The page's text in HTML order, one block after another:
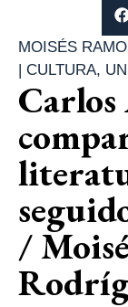
MOISÉS
| CULTURA,
/